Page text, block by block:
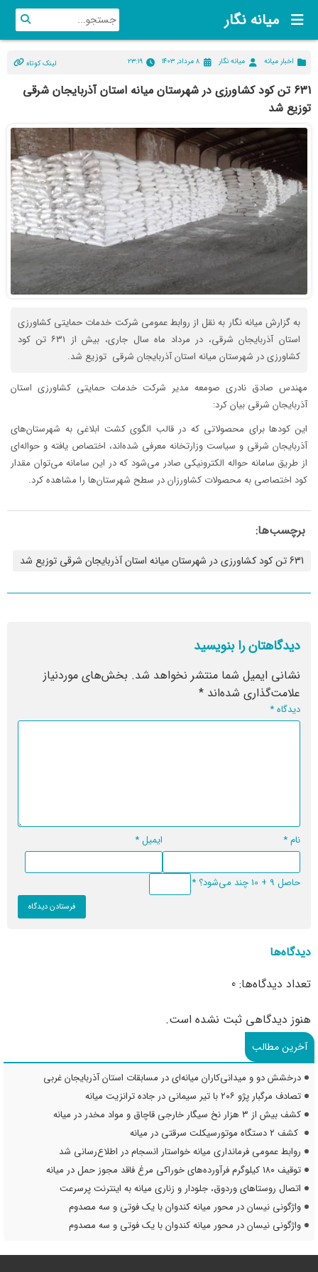
میانه نگار
اخبار میانه میانه نگار ۸ مرداد, ۱۴۰۳ ۲۳:۱۹ لینک کوتاه
631 تن کود کشاورزی در شهرستان میانه استان آذربایجان شرقی
توزیع شد
به گزارش میانه نگار به نقل از روابط عمومی شرکت خدمات حمایتی کشاورزی
استان آذربایجان شرقی، در مرداد ماه سال جاری، بیش از ۶۳۱ تن کود
کشاورزی در شهرستان میانه استان آذربایجان شرقی توزیع شد.
مهندس صادق نادری صومعه مدیر شرکت خدمات حمایتی کشاورزی استان
آذربایجان شرقی بیان کرد:
این کودها برای محصولاتی که در قالب الگوی کشت ابلاغی به شهرستان‌های
آذربایجان شرقی و سیاست وزارتخانه معرفی شده‌اند، اختصاص یافته و حواله‌ای
از طریق سامانه حواله الکترونیکی صادر می‌شود که در این سامانه می‌توان مقدار
کود اختصاصی به محصولات کشاورزان در سطح شهرستان‌ها را مشاهده کرد.
برچسب‌ها:
631 تن کود کشاورزی در شهرستان میانه استان آذربایجان شرقی توزیع شد
دیدگاهتان را بنویسید
نشانی ایمیل شما منتشر نخواهد شد. بخش‌های موردنیاز
علامت‌گذاری شده‌اند *
دیدگاه*
نام* ایمیل*
حاصل 9 + 10 چند می‌شود؟ *
دیدگاه‌ها
تعداد دیدگاه‌ها: 0
هنوز دیدگاهی ثبت نشده است.
آخرین مطالب
درخشش دو و میدانی‌کاران میانه‌ای در مسابقات استان آذربایجان غربی
تصادف مرگبار پژو ۲۰۶ با تیر سیمانی در جاده ترانزیت میانه
کشف بیش از ۳ هزار نخ سیگار خارجی قاچاق و مواد مخدر در میانه
کشف ۲ دستگاه موتورسیکلت سرقتی در میانه
روابط عمومی فرمانداری میانه خواستار انسجام در اطلاع‌رسانی شد
توقیف ۱۸۰ کیلوگرم فرآورده‌های خوراکی مرغ فاقد مجوز حمل در میانه
اتصال روستاهای وردوق، جلودار و زناری میانه به اینترنت پرسرعت
واژگونی نیسان در محور میانه کندوان با یک فوتی و سه مصدوم
واژگونی نیسان در محور میانه کندوان با یک فوتی و سه مصدوم